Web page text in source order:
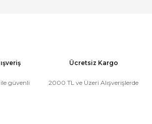
ile güvenli
Ücretsiz Kargo
2000 TL ve Üzeri Alışverişlerde